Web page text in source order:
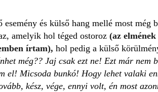
és külső hang mellé most még
amelyik hol téged ostoroz (az
írtam), hol pedig a külső
még?? Jaj csak ezt ne! Ezt már nem
el! Micsoda bunkó! Hogy lehet valaki
kész, vége, ennyi volt, én most